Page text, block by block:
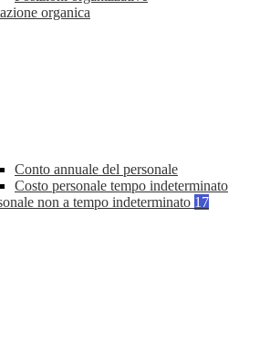
organica
Conto annuale del personale
Costo personale tempo indeterminato
non a tempo indeterminato 17